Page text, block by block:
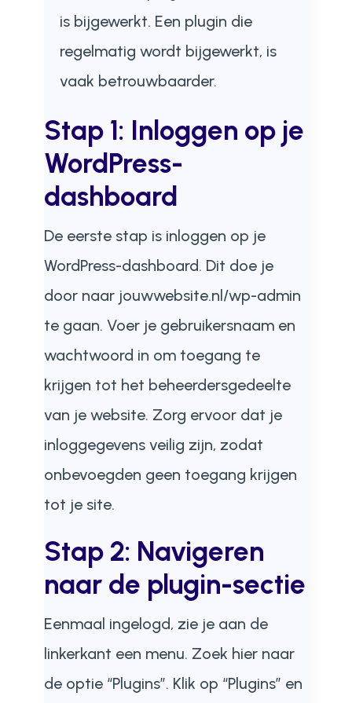
is bijgewerkt. Een plugin die
regelmatig wordt bijgewerkt, is
vaak betrouwbaarder.
Stap 1: Inloggen op je
WordPress-
dashboard
De eerste stap is inloggen op je
WordPress-dashboard. Dit doe je
door naar jouwwebsite.nl/wp-admin
te gaan. Voer je gebruikersnaam en
wachtwoord in om toegang te
krijgen tot het beheerdersgedeelte
van je website. Zorg ervoor dat je
inloggegevens veilig zijn, zodat
onbevoegden geen toegang krijgen
tot je site.
Stap 2: Navigeren
naar de plugin-sectie
Eenmaal ingelogd, zie je aan de
linkerkant een menu. Zoek hier naar
de optie “Plugins”. Klik op “Plugins” en